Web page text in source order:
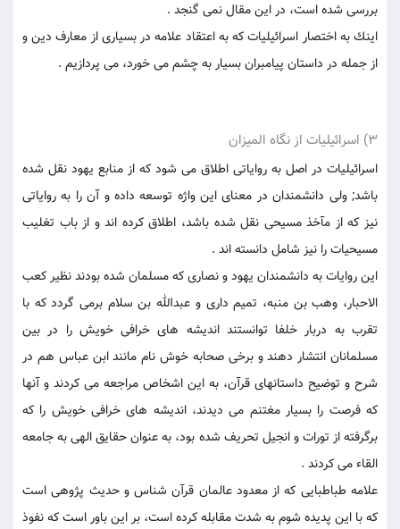
بررسى شده است، در اين مقال نمی گنجد .
اينك به اختصار اسرائيليات كه به اعتقاد علامه در بسيارى از معارف دين و
از جمله در داستان پيامبران بسيار به چشم می خورد، می پردازيم .
3) اسرائيليات از نگاه الميزان
اسرائيليات در اصل به رواياتى اطلاق می شود كه از منابع يهود نقل شده
باشد; ولى دانشمندان در معناى اين واژه توسعه داده و آن را به رواياتى
نيز كه از مآخذ مسيحى نقل شده باشد، اطلاق كرده اند و از باب تغليب
مسيحيات را نيز شامل دانسته اند .
اين روايات به دانشمندان يهود و نصارى كه مسلمان شده بودند نظير كعب‏
الاحبار، وهب ‏بن منبه، تميم دارى و عبدالله بن سلام برمی گردد كه با
تقرب به دربار خلفا توانستند انديشه هاى خرافى خويش را در بين
مسلمانان انتشار دهند و برخى صحابه خوش نام مانند ابن عباس هم در
شرح و توضيح داستانهاى قرآن، به اين اشخاص مراجعه می كردند و آنها
كه فرصت را بسيار مغتنم می ديدند، انديشه هاى خرافى خويش را كه
برگرفته از تورات و انجيل تحريف شده بود، به عنوان حقايق الهى به جامعه
القاء می كردند .
علامه طباطبايى كه از معدود عالمان قرآن شناس و حديث پژوهى است
كه با اين پديده شوم به شدت مقابله كرده است، بر اين باور است كه نفوذ